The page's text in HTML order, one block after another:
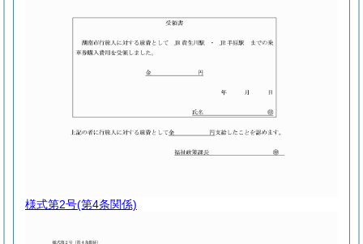
様式第2号(第4条関係)